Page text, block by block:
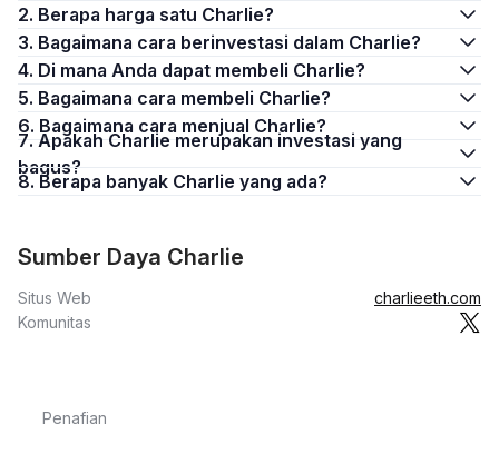
2. Berapa harga satu Charlie?
3. Bagaimana cara berinvestasi dalam Charlie?
4. Di mana Anda dapat membeli Charlie?
5. Bagaimana cara membeli Charlie?
6. Bagaimana cara menjual Charlie?
7. Apakah Charlie merupakan investasi yang
bagus?
8. Berapa banyak Charlie yang ada?
Sumber Daya Charlie
Situs Web
charlieeth.com
Komunitas
Penafian